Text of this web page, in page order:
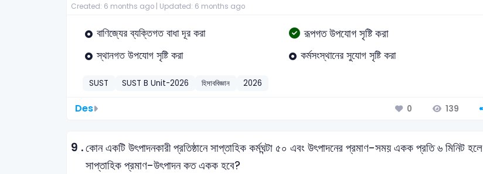
Created: 6 months ago | Updated: 6 months ago
বাণিজ্যের ব্যক্তিগত বাধা দূর করা রূপগত উপযোগ সৃষ্টি করা
স্থানগত উপযোগ সৃষ্টি করা কর্মসংস্থানের সুযোগ সৃষ্টি করা
SUST SUST B Unit-2026 হিসাববিজ্ঞান 2026
Des 0 139
9 .কোন একটি উৎপাদনকারী প্রতিষ্ঠানে সাপ্তাহিক কর্মঘন্টা ৫০ এবং উৎপাদনের প্রমাণ-সময় একক প্রতি ৬ মিনিট হলে
সাপ্তাহিক প্রমাণ-উৎপাদন কত একক হবে?